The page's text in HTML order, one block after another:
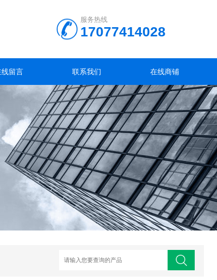
服务热线
17077414028
线留言 联系我们 在线商铺